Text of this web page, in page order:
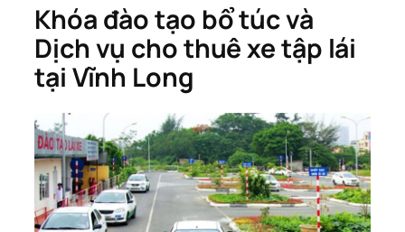
Khóa đào tạo bổ túc và
Dịch vụ cho thuê xe tập lái
tại Vĩnh Long